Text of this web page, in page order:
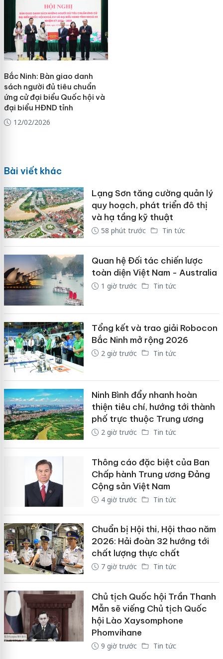
Bắc Ninh: Bàn giao danh
sách người đủ tiêu chuẩn
ứng cử đại biểu Quốc hội và
đại biểu HĐND tỉnh
12/02/2026
Bài viết khác
Lạng Sơn tăng cường quản lý
quy hoạch, phát triển đô thị
và hạ tầng kỹ thuật
58 phút trước Tin tức
Quan hệ Đối tác chiến lược
toàn diện Việt Nam - Australia
1 giờ trước Tin tức
Tổng kết và trao giải Robocon
Bắc Ninh mở rộng 2026
2 giờ trước Tin tức
Ninh Bình đẩy nhanh hoàn
thiện tiêu chí, hướng tới thành
phố trực thuộc Trung ương
2 giờ trước Tin tức
Thông cáo đặc biệt của Ban
Chấp hành Trung ương Đảng
Cộng sản Việt Nam
4 giờ trước Tin tức
Chuẩn bị Hội thi, Hội thao năm
2026: Hải đoàn 32 hướng tới
chất lượng thực chất
7 giờ trước Tin tức
Chủ tịch Quốc hội Trần Thanh
Mẫn sẽ viếng Chủ tịch Quốc
hội Lào Xaysomphone
Phomvihane
9 giờ trước Tin tức